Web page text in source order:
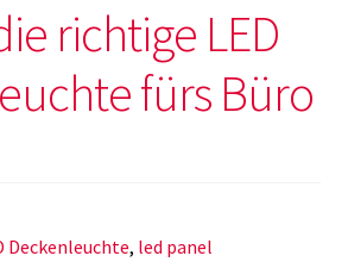
Moderne
richtige LED
fürs Büro
Deckenleuchte, led panel